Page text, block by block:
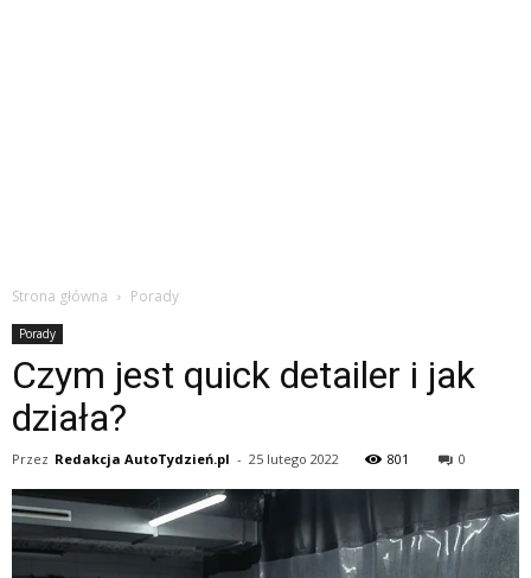
Strona główna Porady
Porady
Czym jest quick detailer i jak
działa?
Przez Redakcja AutoTydzień.pl - 25 lutego 2022 801 0